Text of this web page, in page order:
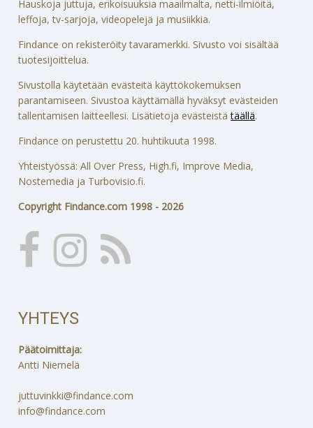
Hauskoja juttuja, erikoisuuksia maailmalta, netti-ilmiöitä,
leffoja, tv-sarjoja, videopelejä ja musiikkia.
Findance on rekisteröity tavaramerkki. Sivusto voi sisältää
tuotesijoittelua.
Sivustolla käytetään evästeitä käyttökokemuksen
parantamiseen. Sivustoa käyttämällä hyväksyt evästeiden
tallentamisen laitteellesi. Lisätietoja evästeistätäällä.
Findance on perustettu 20. huhtikuuta 1998.
Yhteistyössä: All Over Press, High.fi, Improve Media,
Nostemedia ja Turbovisio.fi.
Copyright Findance.com 1998 - 2026
YHTEYS
Päätoimittaja:
Antti Niemelä
juttuvinkki@findance.com
info@findance.com